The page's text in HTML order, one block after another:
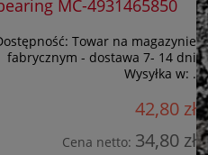
MC-4931465850
Towar na magazynie
fabrycznym - dostawa 7- 14 dni
Wysyłka w: .
42,80 zł
Cena netto: 34,80 zł